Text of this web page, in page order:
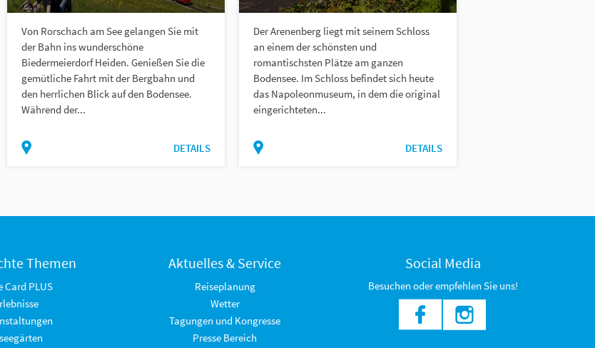
Von Rorschach am See gelangen Sie mit
der Bahn ins wunderschöne
Biedermeierdorf Heiden. Genießen Sie die
gemütliche Fahrt mit der Bergbahn und
den herrlichen Blick auf den Bodensee.
Während der...
DETAILS
Der Arenenberg liegt mit seinem Schloss
an einem der schönsten und
romantischsten Plätze am ganzen
Bodensee. Im Schloss befindet sich heute
das Napoleonmuseum, in dem die original
eingerichteten...
DETAILS
Themen
Card PLUS
Aktuelles & Service
Reiseplanung
Wetter
Tagungen und Kongresse
Presse Bereich
Social Media
Besuchen oder empfehlen Sie uns!